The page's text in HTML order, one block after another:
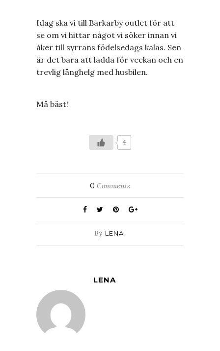
Idag ska vi till Barkarby outlet för att
se om vi hittar något vi söker innan vi
åker till syrrans födelsedags kalas. Sen
är det bara att ladda för veckan och en
trevlig långhelg med husbilen.
Må bäst!
4
0 Comments
By LENA
LENA